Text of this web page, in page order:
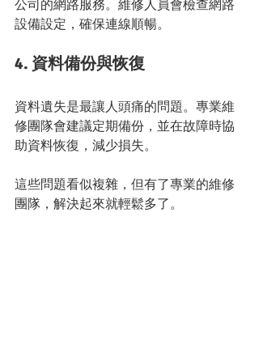
公司的網路服務。維修人員會檢查網路
設備設定，確保連線順暢。
4. 資料備份與恢復
資料遺失是最讓人頭痛的問題。專業維
修團隊會建議定期備份，並在故障時協
助資料恢復，減少損失。
這些問題看似複雜，但有了專業的維修
團隊，解決起來就輕鬆多了。